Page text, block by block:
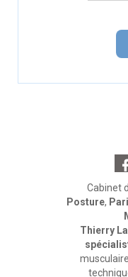
Cabinet
Posture,
Thierry